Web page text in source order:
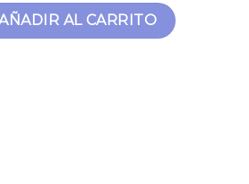
lola cantidadAL CARRITO